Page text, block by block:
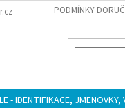
PODMÍNKY
- IDENTIFIKACE, JMENOVKY,